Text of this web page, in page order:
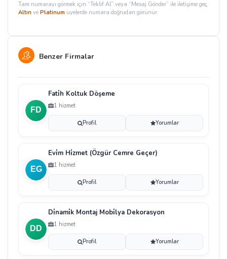
Tam numarayı görmek için “Teklif Al” veya “Mesaj Gönder” ile iletişime geç.
Altın ve Platinum üyelerde numara doğrudan görünür.
Benzer Firmalar
Fati̇h Koltuk Döşeme
1 hizmet
Profil Yorumlar
Evi̇m Hi̇zmet (Özgür Cemre Geçer)
1 hizmet
Profil Yorumlar
Di̇nami̇k Montaj Mobi̇lya Dekorasyon
1 hizmet
Profil Yorumlar